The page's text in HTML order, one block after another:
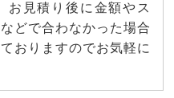
お見積り後に金額やス
どで合わなかった場合
おりますのでお気軽に